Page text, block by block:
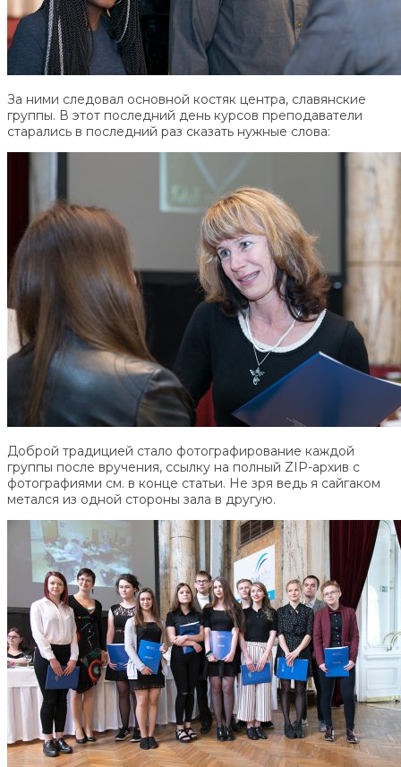
За ними следовал основной костяк центра, славянские
группы. В этот последний день курсов преподаватели
старались в последний раз сказать нужные слова:
Доброй традицией стало фотографирование каждой
группы после вручения, ссылку на полный ZIP-архив с
фотографиями см. в конце статьи. Не зря ведь я сайгаком
метался из одной стороны зала в другую.